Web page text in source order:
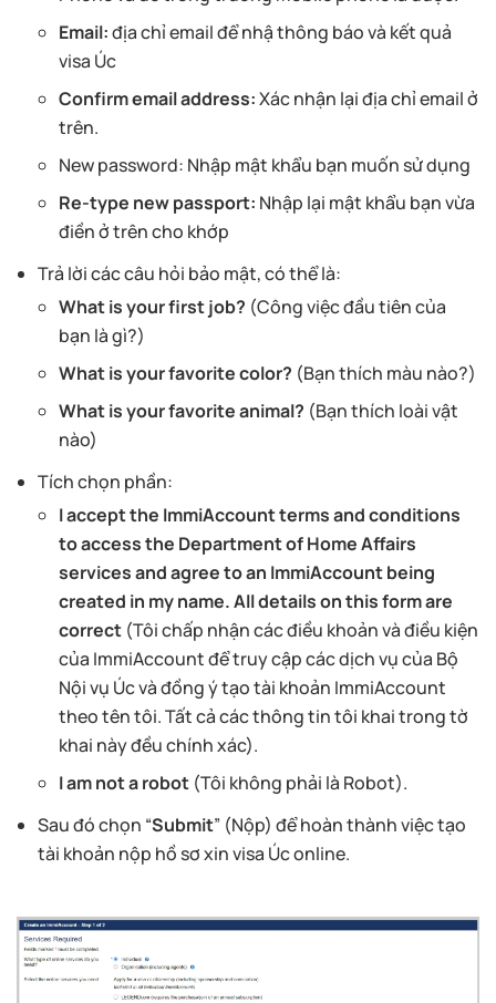
Email:địa chỉ email để nhậ thông báo và kết quả
visa Úc
Confirm email address:Xác nhận lại địa chỉ email ở
trên.
New password: Nhập mật khẩu bạn muốn sử dụng
Re-type new passport: Nhập lại mật khẩu bạn vừa
điền ở trên cho khớp
Trả lời các câu hỏi bảo mật, có thể là:
What is your first job? (Công việc đầu tiên của
bạn là gì?)
What is your favorite color? (Bạn thích màu nào?)
What is your favorite animal? (Bạn thích loài vật
nào)
Tích chọn phần:
I accept the ImmiAccount terms and conditions
to access the Department of Home Affairs
services and agree to an ImmiAccount being
created in my name. All details on this form are
correct (Tôi chấp nhận các điều khoản và điều kiện
của ImmiAccount để truy cập các dịch vụ của Bộ
Nội vụ Úc và đồng ý tạo tài khoản ImmiAccount
theo tên tôi. Tất cả các thông tin tôi khai trong tờ
khai này đều chính xác).
I am not a robot (Tôi không phải là Robot).
Sau đó chọn “Submit” (Nộp) để hoàn thành việc tạo
tài khoản nộp hồ sơ xin visa Úc online.